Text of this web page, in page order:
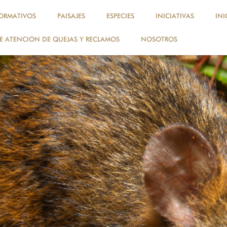
PAISAJES ESPECIES INICIATIVAS
ATENCIÓN DE QUEJAS Y RECLAMOS NOSOTROS